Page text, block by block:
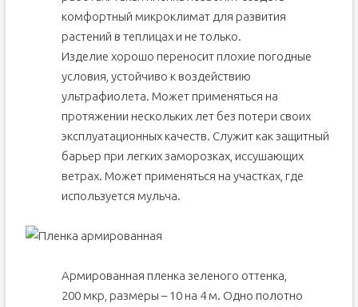
комфортный микроклимат для развития
растений в теплицах и не только.
Изделие хорошо переносит плохие погодные
условия, устойчиво к воздействию
ультрафиолета. Может применяться на
протяжении нескольких лет без потери своих
эксплуатационных качеств. Служит как защитный
барьер при легких заморозках, иссушающих
ветрах. Может применяться на участках, где
используется мульча.
Армированная пленка зеленого оттенка,
200 мкр, размеры – 10 на 4 м. Одно полотно